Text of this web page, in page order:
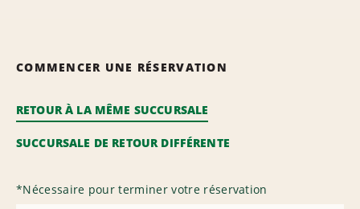
COMMENCER UNE RÉSERVATION
RETOUR À LA MÊME SUCCURSALE
SUCCURSALE DE RETOUR DIFFÉRENTE
*Nécessaire pour terminer votre réservation